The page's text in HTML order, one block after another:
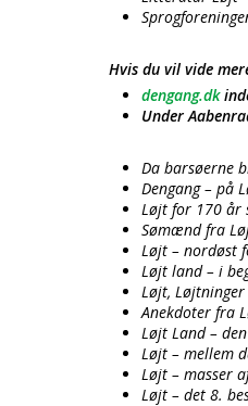
Hvis du vil vide
dengang.dk
Under
Da barsøerne
Dengang – på
Løjt for 170 år
Sømænd fra
Løjt – nordøst
Løjt land – i
Løjt,
Anekdoter fra
Løjt Land –
Løjt – mellem
Løjt – masser
Løjt – det 8.